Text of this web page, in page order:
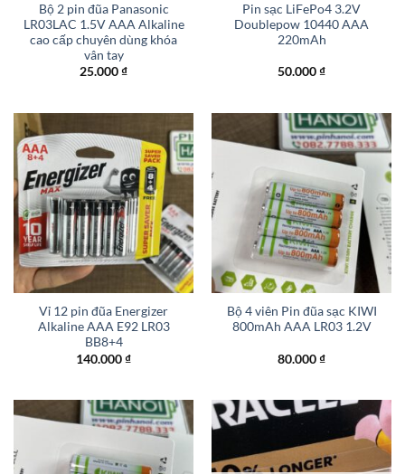
Bộ 2 pin đũa Panasonic
LR03LAC 1.5V AAA Alkaline
cao cấp chuyên dùng khóa
vân tay
25.000₫
Pin sạc LiFePo4 3.2V
Doublepow 10440 AAA
220mAh
50.000₫
Vỉ 12 pin đũa Energizer
Alkaline AAA E92 LR03
BB8+4
140.000₫
Bộ 4 viên Pin đũa sạc KIWI
800mAh AAA LR03 1.2V
80.000₫